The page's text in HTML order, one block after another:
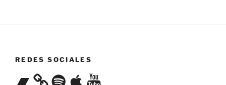
REDES SOCIALES
BandcampSpotifyApple YouTube